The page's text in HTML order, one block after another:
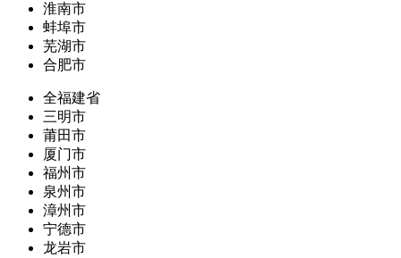
淮南市
蚌埠市
芜湖市
合肥市
全福建省
三明市
莆田市
厦门市
福州市
泉州市
漳州市
宁德市
龙岩市